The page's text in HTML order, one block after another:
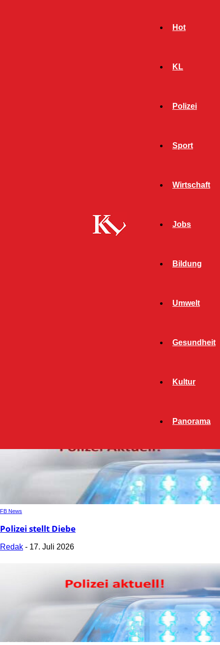
Hot
KL
Polizei
Sport
Wirtschaft
Jobs
Bildung
Umwelt
Gesundheit
Kultur
Panorama
FB News
Polizei stellt Diebe
Redak - 17. Juli 2026